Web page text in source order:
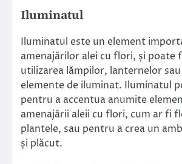
Iluminatul
Iluminatul este un element
amenajărilor alei cu flori, și poate
utilizarea lămpilor, lanternelor
elemente de iluminat. Iluminatul
pentru a accentua anumite
amenajării aleii cu flori, cum ar fi
plantele, sau pentru a crea un
și plăcut.